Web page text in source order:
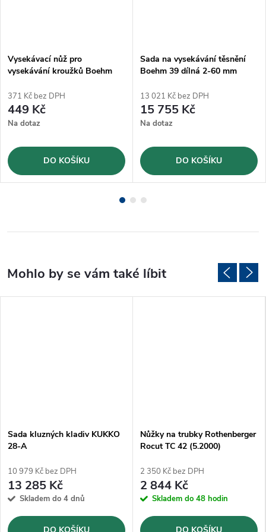
Vysekávací nůž pro
vysekávání kroužků Boehm
371 Kč bez DPH
449 Kč
Na dotaz
DO KOŠÍKU
Sada na vysekávání těsnění
Boehm 39 dílná 2-60 mm
13 021 Kč bez DPH
15 755 Kč
Na dotaz
DO KOŠÍKU
Sada kluzných kladiv KUKKO
28-A
10 979 Kč bez DPH
13 285 Kč
Skladem do 4 dnů
Nůžky na trubky Rothenberger
Rocut TC 42 (5.2000)
2 350 Kč bez DPH
2 844 Kč
Skladem do 48 hodin